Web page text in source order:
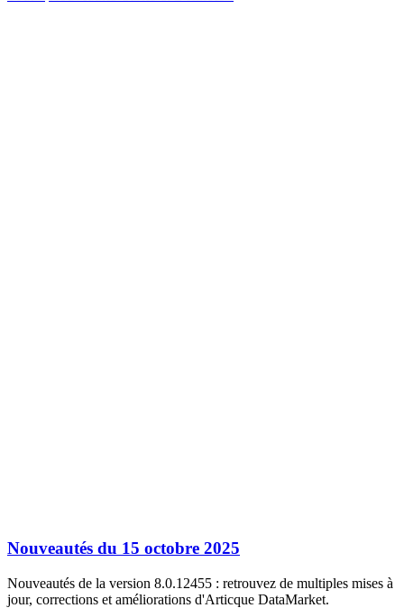
Nouveautés du 15 octobre 2025
Nouveautés de la version 8.0.12455 : retrouvez de multiples mises à
jour, corrections et améliorations d'Articque DataMarket.